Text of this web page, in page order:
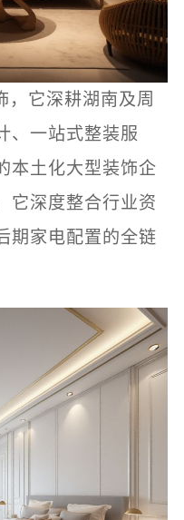
，它深耕湖南及周
、一站式整装服
本土化大型装饰企
它深度整合行业资
期家电配置的全链